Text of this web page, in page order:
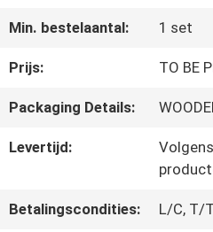
CONTACTEER
ONS
Min. bestelaantal: 1 set
Prijs: TO BE
Packaging Details:
Levertijd:
Betalingscondities: L/C, T/